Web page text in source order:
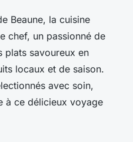
Beaune, la cuisine
chef, un passionné de
plats savoureux en
locaux et de saison.
avec soin,
à ce délicieux voyage